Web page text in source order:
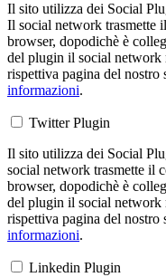
Il sito utilizza dei Social
Il social network trasmette
browser, dopodichè è
del plugin il social network
rispettiva pagina del nostro
informazioni.
Twitter Plugin
Il sito utilizza dei Social
social network trasmette il
browser, dopodichè è
del plugin il social network
rispettiva pagina del nostro
informazioni.
Linkedin Plugin